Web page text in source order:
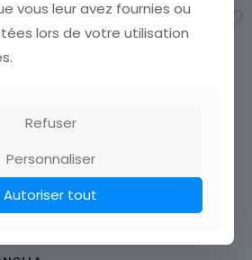
Ajouter au panier
vous leur avez fournies ou
lors de votre utilisation
Refuser
Personnaliser
Autoriser tout